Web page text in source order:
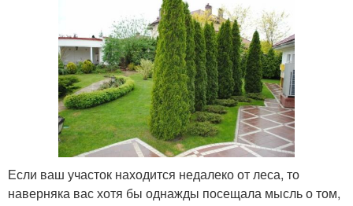
Если ваш участок находится недалеко от леса, то
наверняка вас хотя бы однажды посещала мысль о том,